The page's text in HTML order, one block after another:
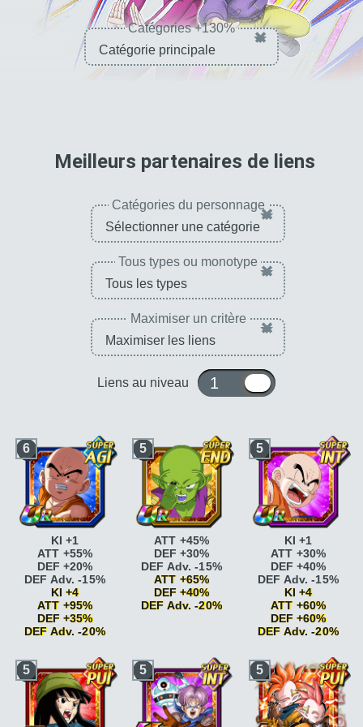
Catégories +130% ×
Meilleurs partenaires de liens
Catégories du personnage×
Tous types ou monotype ×
Maximiser un critère ×
Liens au niveau 1 ou 10
6
Combat acharnéATT
+15%
Combat acharnéATT
+20%
Guerrier vétéranATT
+10%
KI +1
ATT +55%
DEF +20%
DEF Adv. -15%
KI +4
ATT +95%
DEF +35%
DEF Adv. -20%
5
Combat acharnéATT
+20%
Guerrier vétéranATT
+10%
Guerrier vétéranATT
+15%
ATT +45%
DEF +30%
DEF Adv. -15%
ATT +65%
DEF +40%
DEF Adv. -20%
5
Jugement
sereinDEF +20%
Jugement
sereinDEF +25%
Soutien
infaillibleATT +10%
KI +1
ATT +30%
DEF +40%
DEF Adv. -15%
KI +4
ATT +60%
DEF +60%
DEF Adv. -20%
5 5 5